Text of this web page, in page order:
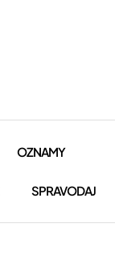
OZNAMY
SPRAVODAJ